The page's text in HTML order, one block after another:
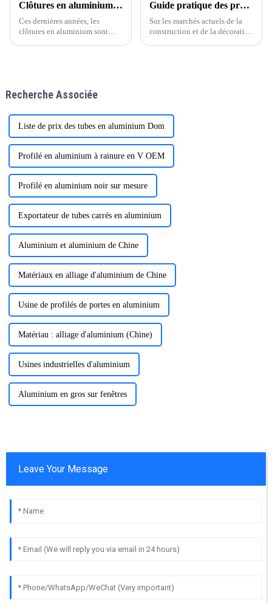
au mobilier. Le processus de
fabrication des profilés en
aluminium
traitement thermique et
traitement de surface. Avec
l'amélioration continue…
Clôtures en aluminium : une tendance croissante dans l’architecture moderne
Ces dernières années, les
clôtures en aluminium sont
Guide pratique des profilés en aluminium pour portes et fenêtres
Sur les marchés actuels de la
construction et de la décoration
Recherche Associée
Liste de prix des tubes en aluminium Dom
Profilé en aluminium à rainure en V OEM
Profilé en aluminium noir sur mesure
Exportateur de tubes carrés en aluminium
Aluminium et aluminium de Chine
Matériaux en alliage d'aluminium de Chine
Usine de profilés de portes en aluminium
Matériau : alliage d'aluminium (Chine)
Usines industrielles d'aluminium
Aluminium en gros sur fenêtres
Leave Your Message